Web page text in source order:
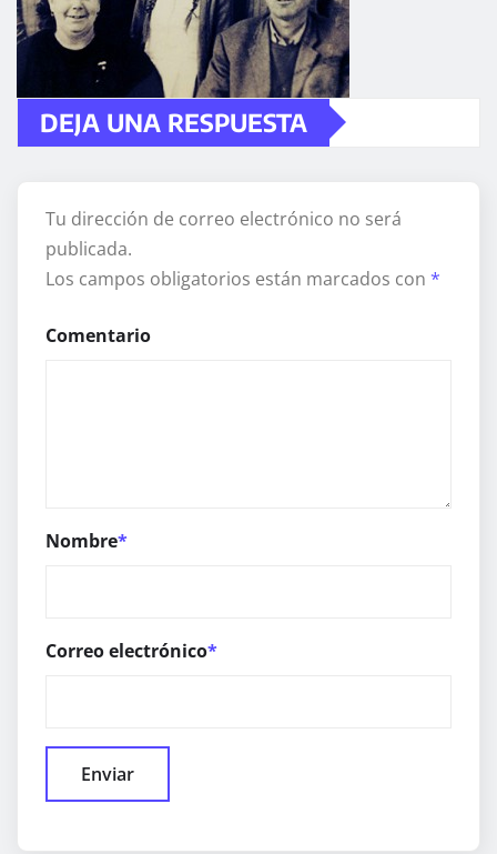
DEJA UNA RESPUESTA
Tu dirección de correo electrónico no será
publicada.
Los campos obligatorios están marcados con *
Comentario
Nombre*
Correo electrónico*